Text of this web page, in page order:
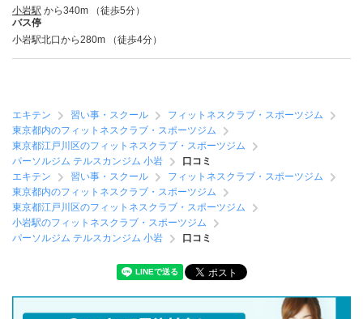
小岩駅 から340m （徒歩5分）
バス停
小岩駅北口から280m （徒歩4分）
エキテン 習い事・スクール
フィットネスクラブ・スポーツジム
東京都内のフィットネスクラブ・スポーツジム
東京都江戸川区のフィットネスクラブ・スポーツジム
パーソルジム テルスカンジム 小岩
口コミ
エキテン
習い事・スクール
フィットネスクラブ・スポーツジム
東京都内のフィットネスクラブ・スポーツジム
東京都江戸川区のフィットネスクラブ・スポーツジム
小岩駅のフィットネスクラブ・スポーツジム
パーソルジム テルスカンジム 小岩
口コミ